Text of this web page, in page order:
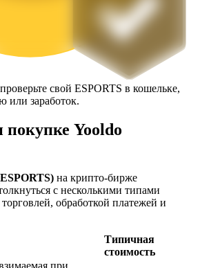
для владельцев BTR
обеспеченных криптовалютой
свой ESPORTS в кошельке,
или заработок.
Yooldo
на крипто-бирже
с несколькими типами
обработкой платежей и
Типичная
стоимость